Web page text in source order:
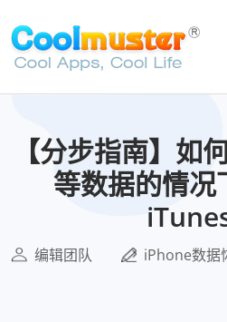
【分步指南】如
等数据的情况
编辑团队 iPhone数据